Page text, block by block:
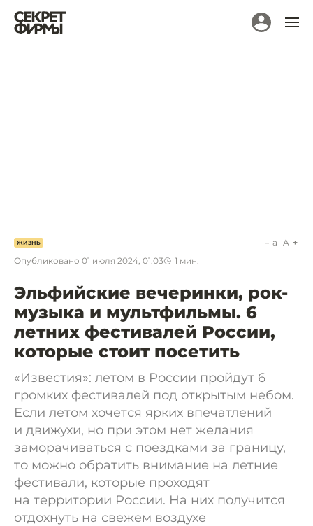
ЖИЗНЬ
Опубликовано 01 июля 2024, 01:03 1 мин.
a A
Эльфийские вечеринки, рок-
музыка и мультфильмы. 6
летних фестивалей России,
которые стоит посетить
«Известия»: летом в России пройдут 6
громких фестивалей под открытым небом.
Если летом хочется ярких впечатлений
и движухи, но при этом нет желания
заморачиваться с поездками за границу,
то можно обратить внимание на летние
фестивали, которые проходят
на территории России. На них получится
отдохнуть на свежем воздухе